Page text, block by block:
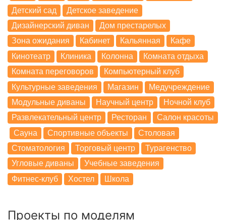
Детский сад
Детское заведение
Дизайнерский диван
Дом престарелых
Зона ожидания
Кабинет Кальянная
Кафе
Кинотеатр
Клиника Колонна
Комната отдыха
Комната переговоров
Компьютерный клуб
Культурные заведения
Магазин
Медучреждение
Модульные диваны
Научный центр
Ночной клуб
Развлекательный центр
Ресторан
Салон красоты
Сауна
Спортивные объекты
Столовая
Стоматология
Торговый центр
Турагенство
Угловые диваны
Учебные заведения
Фитнес-клуб
Хостел Школа
Проекты по моделям